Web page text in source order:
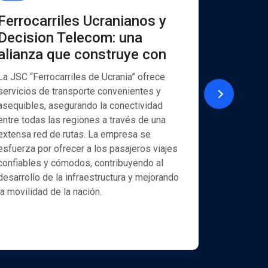
Ucranianos y
Telecom: una
que construye con
JSC “Ferrocarriles de Ucrania” ofrece
de transporte convenientes y
asegurando la conectividad
todas las regiones a través de una
red de rutas. La empresa se
por ofrecer a los pasajeros viajes
y cómodos, contribuyendo al
de la infraestructura y mejorando
movilidad de la nación.
La